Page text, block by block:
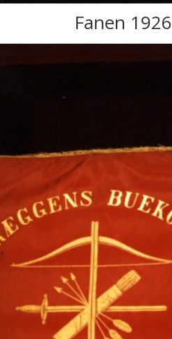
Fanen 1926